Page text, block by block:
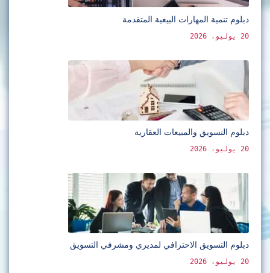
دبلوم تنمية المهارات البيعية المتقدمة
20 يوليو، 2026
دبلوم التسويق والمبيعات العقارية
20 يوليو، 2026
دبلوم التسويق الاحترافي لمديري ومشرفي التسويق
20 يوليو، 2026